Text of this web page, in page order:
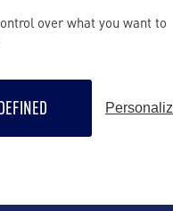
Contact grand
over what you want to